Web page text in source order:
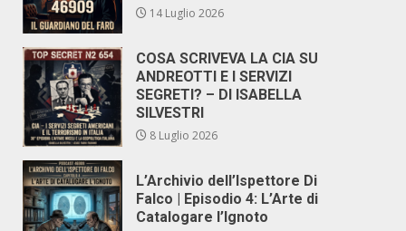
14 Luglio 2026
COSA SCRIVEVA LA CIA SU
ANDREOTTI E I SERVIZI
SEGRETI? – DI ISABELLA
SILVESTRI
8 Luglio 2026
L’Archivio dell’Ispettore Di
Falco | Episodio 4: L’Arte di
Catalogare l’Ignoto